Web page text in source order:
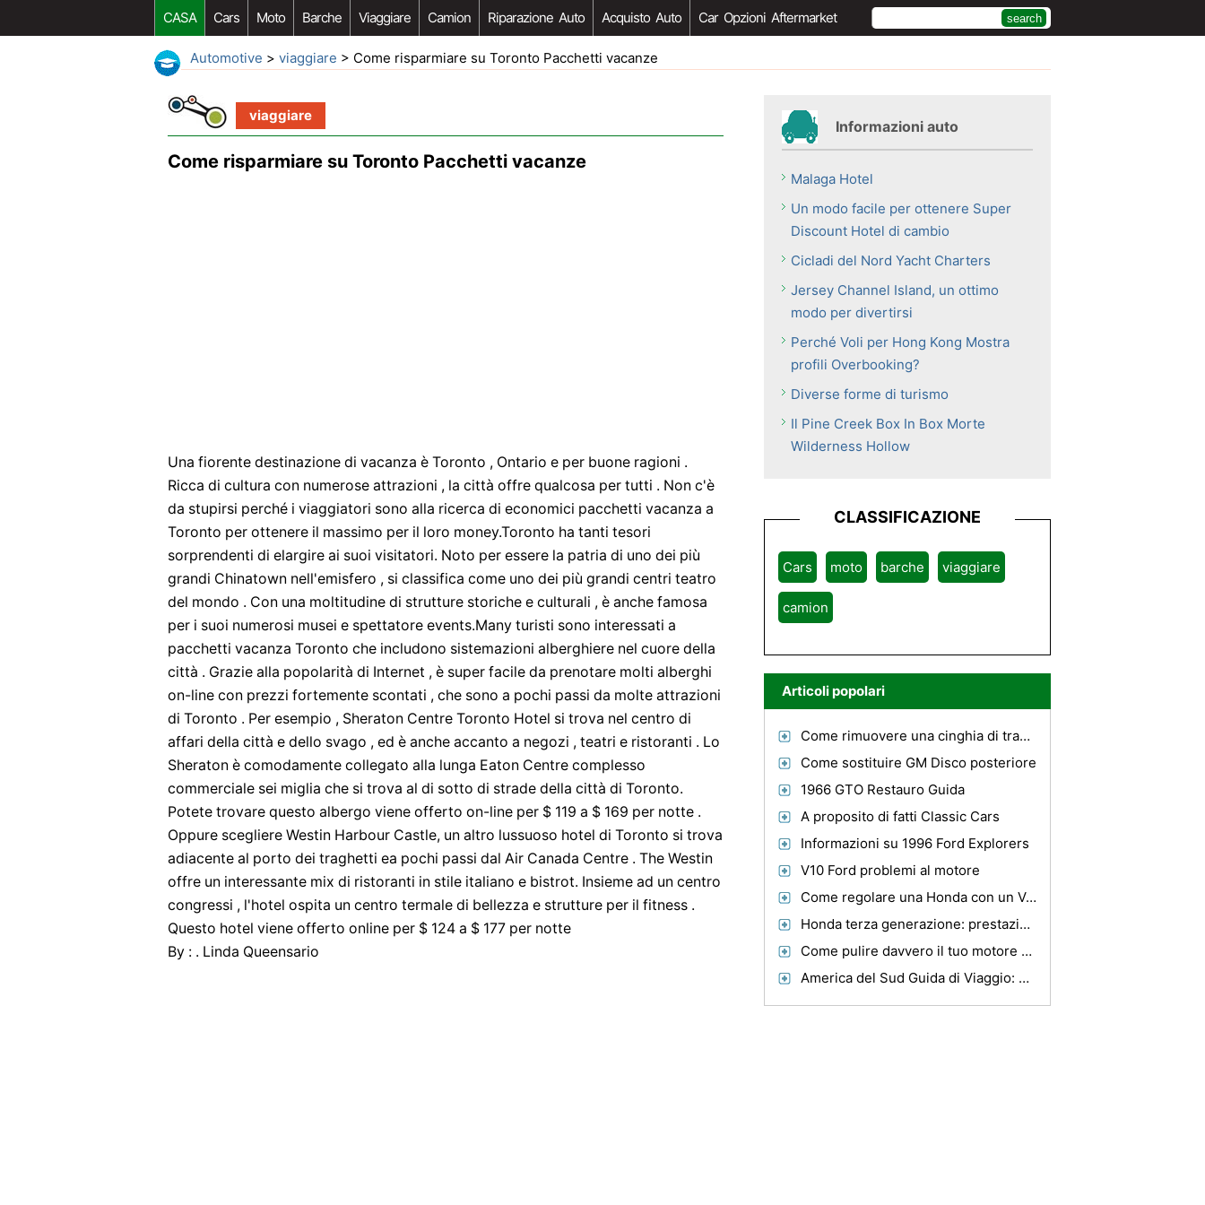
CASA Cars Moto Barche Viaggiare Camion Riparazione Auto Acquisto Auto Car Opzioni Aftermarket
Automotive > viaggiare > Come risparmiare su Toronto Pacchetti vacanze
viaggiare
Come risparmiare su Toronto Pacchetti vacanze
Una fiorente destinazione di vacanza è Toronto , Ontario e per buone ragioni .
Ricca di cultura con numerose attrazioni , la città offre qualcosa per tutti . Non c'è
da stupirsi perché i viaggiatori sono alla ricerca di economici pacchetti vacanza a
Toronto per ottenere il massimo per il loro money.Toronto ha tanti tesori
sorprendenti di elargire ai suoi visitatori. Noto per essere la patria di uno dei più
grandi Chinatown nell'emisfero , si classifica come uno dei più grandi centri teatro
del mondo . Con una moltitudine di strutture storiche e culturali , è anche famosa
per i suoi numerosi musei e spettatore events.Many turisti sono interessati a
pacchetti vacanza Toronto che includono sistemazioni alberghiere nel cuore della
città . Grazie alla popolarità di Internet , è super facile da prenotare molti alberghi
on-line con prezzi fortemente scontati , che sono a pochi passi da molte attrazioni
di Toronto . Per esempio , Sheraton Centre Toronto Hotel si trova nel centro di
affari della città e dello svago , ed è anche accanto a negozi , teatri e ristoranti . Lo
Sheraton è comodamente collegato alla lunga Eaton Centre complesso
commerciale sei miglia che si trova al di sotto di strade della città di Toronto.
Potete trovare questo albergo viene offerto on-line per $ 119 a $ 169 per notte .
Oppure scegliere Westin Harbour Castle, un altro lussuoso hotel di Toronto si trova
adiacente al porto dei traghetti ea pochi passi dal Air Canada Centre . The Westin
offre un interessante mix di ristoranti in stile italiano e bistrot. Insieme ad un centro
congressi , l'hotel ospita un centro termale di bellezza e strutture per il fitness .
Questo hotel viene offerto online per $ 124 a $ 177 per notte
By : . Linda Queensario
Informazioni auto
Malaga Hotel
Un modo facile per ottenere Super
Discount Hotel di cambio
Cicladi del Nord Yacht Charters
Jersey Channel Island, un ottimo
modo per divertirsi
Perché Voli per Hong Kong Mostra
profili Overbooking?
Diverse forme di turismo
Il Pine Creek Box In Box Morte
Wilderness Hollow
CLASSIFICAZIONE
Cars moto barche viaggiare
camion
Articoli popolari
Come rimuovere una cinghia di trasmissione da un camion Toyota
Come sostituire GM Disco posteriore
1966 GTO Restauro Guida
A proposito di fatti Classic Cars
Informazioni su 1996 Ford Explorers
V10 Ford problemi al motore
Come regolare una Honda con un V-AFC
Honda terza generazione: prestazioni e praticità combinato
Come pulire davvero il tuo motore o vano motore
America del Sud Guida di Viaggio: Top Five sudamericani eventi sportivi